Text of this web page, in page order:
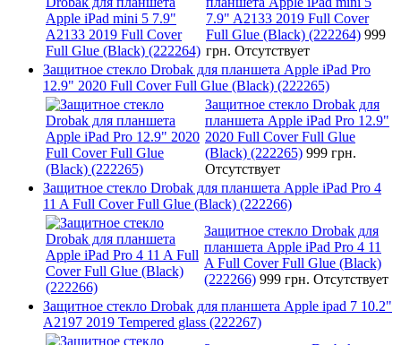
7.9" A2133 2019 Full Cover
Full Glue (Black) (222264) 999
грн. Отсутствует
Защитное стекло Drobak для планшета Apple iPad Pro
12.9" 2020 Full Cover Full Glue (Black) (222265)
Защитное стекло Drobak для
планшета Apple iPad Pro 12.9"
2020 Full Cover Full Glue
(Black) (222265) 999 грн.
Отсутствует
Защитное стекло Drobak для планшета Apple iPad Pro 4
11 A Full Cover Full Glue (Black) (222266)
Защитное стекло Drobak для
планшета Apple iPad Pro 4 11
A Full Cover Full Glue (Black)
(222266) 999 грн. Отсутствует
Защитное стекло Drobak для планшета Apple ipad 7 10.2"
A2197 2019 Tempered glass (222267)